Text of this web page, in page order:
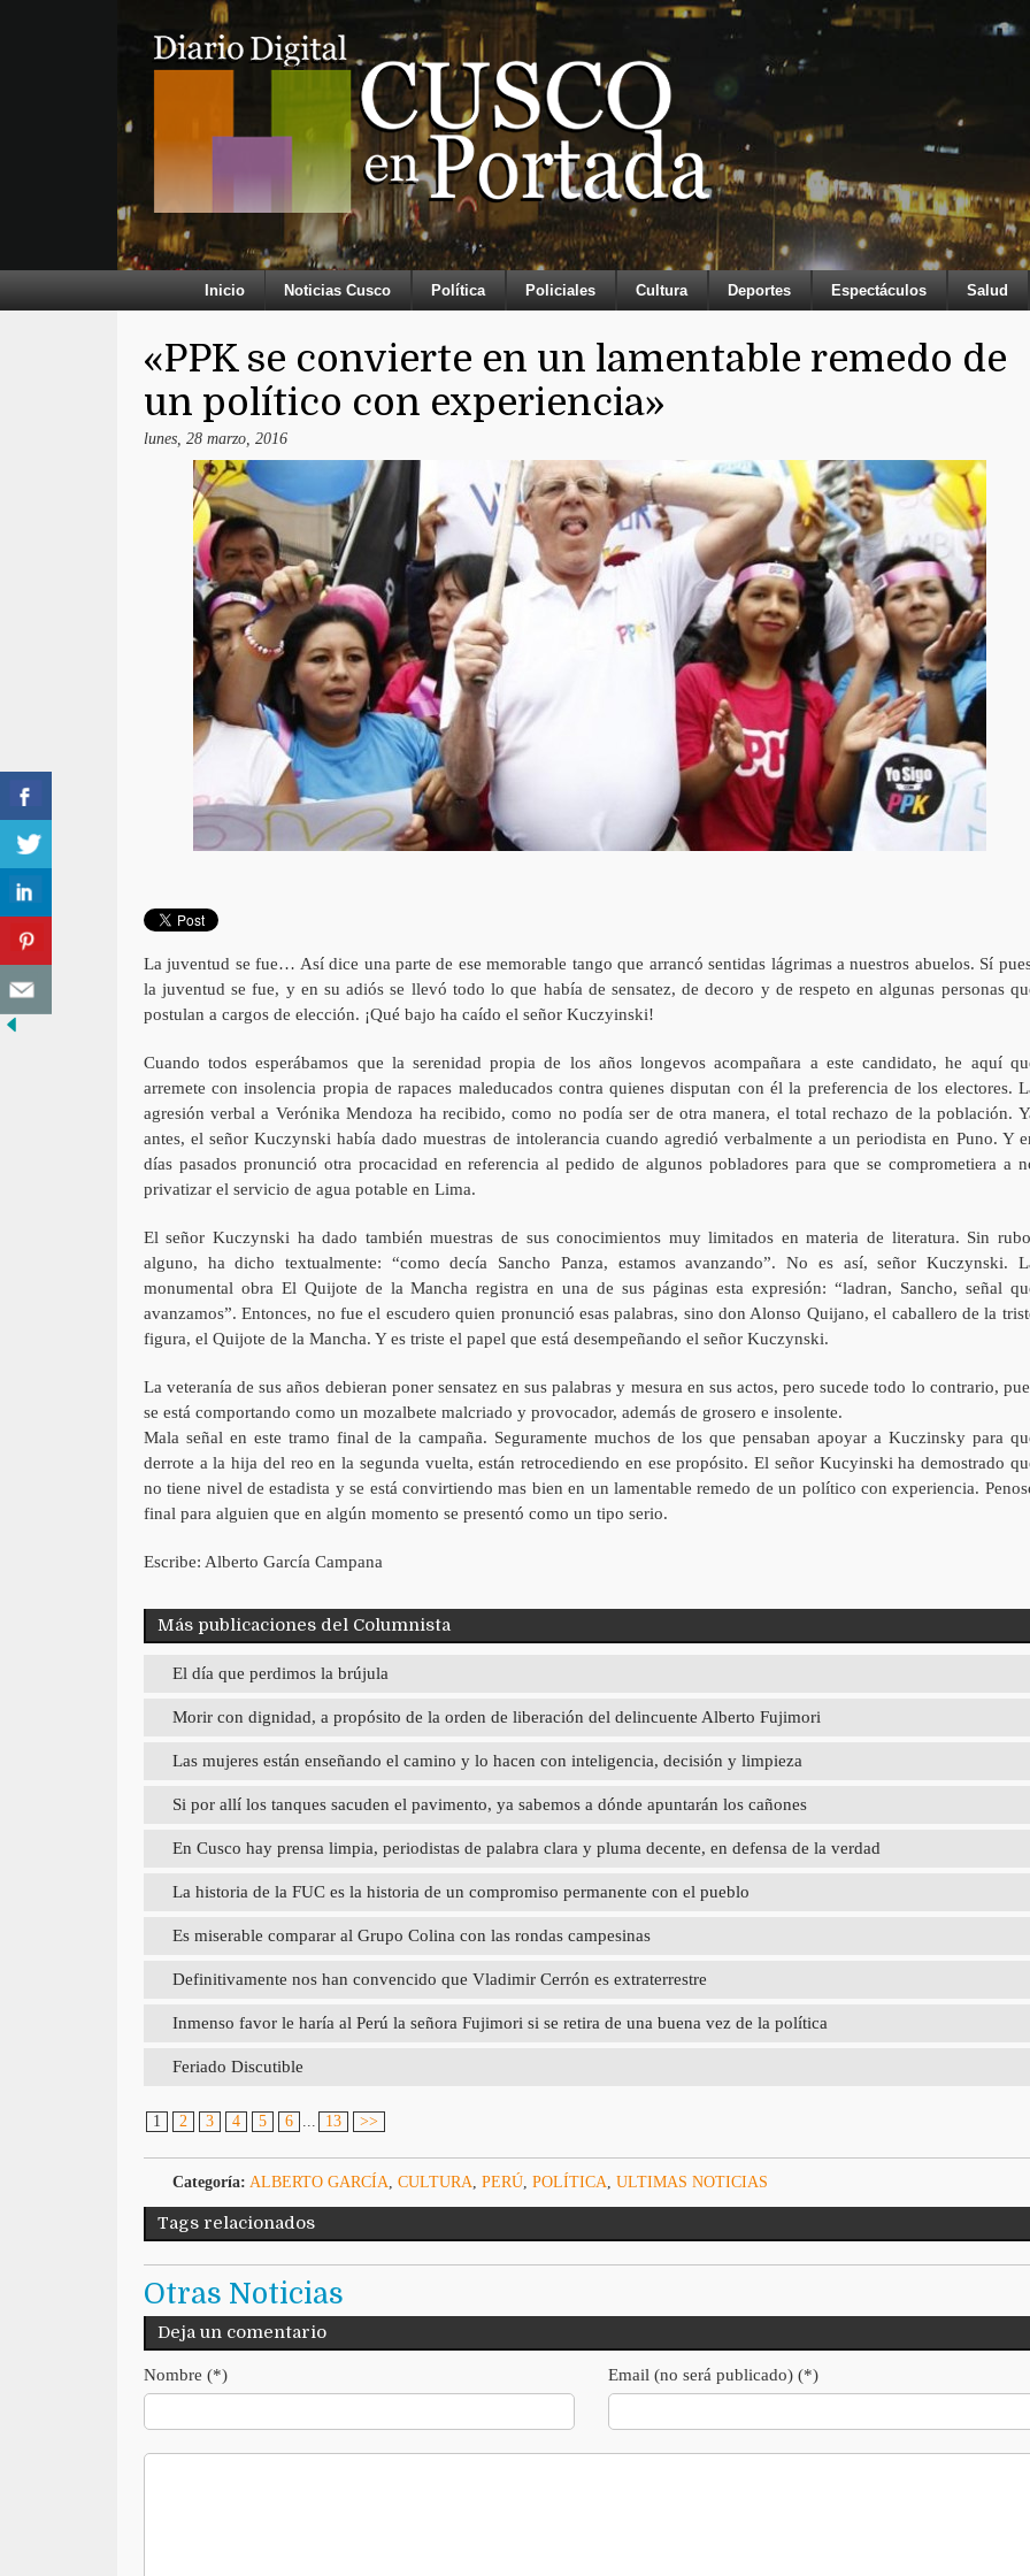
Inicio Noticias Cusco Política Policiales Cultura Deportes Espectáculos Salud
«PPK se convierte en un lamentable remedo de
un político con experiencia»
lunes, 28 marzo, 2016
La juventud se fue… Así dice una parte de ese memorable tango que arrancó sentidas lágrimas a nuestros abuelos. Sí
la juventud se fue, y en su adiós se llevó todo lo que había de sensatez, de decoro y de respeto en algunas personas
postulan a cargos de elección. ¡Qué bajo ha caído el señor Kuczyinski!
Cuando todos esperábamos que la serenidad propia de los años longevos acompañara a este candidato, he aquí
arremete con insolencia propia de rapaces maleducados contra quienes disputan con él la preferencia de los electores.
agresión verbal a Verónika Mendoza ha recibido, como no podía ser de otra manera, el total rechazo de la población.
antes, el señor Kuczynski había dado muestras de intolerancia cuando agredió verbalmente a un periodista en Puno. Y
días pasados pronunció otra procacidad en referencia al pedido de algunos pobladores para que se comprometiera a
privatizar el servicio de agua potable en Lima.
El señor Kuczynski ha dado también muestras de sus conocimientos muy limitados en materia de literatura. Sin
alguno, ha dicho textualmente: “como decía Sancho Panza, estamos avanzando”. No es así, señor Kuczynski.
monumental obra El Quijote de la Mancha registra en una de sus páginas esta expresión: “ladran, Sancho, señal
avanzamos”. Entonces, no fue el escudero quien pronunció esas palabras, sino don Alonso Quijano, el caballero de la
figura, el Quijote de la Mancha. Y es triste el papel que está desempeñando el señor Kuczynski.
La veteranía de sus años debieran poner sensatez en sus palabras y mesura en sus actos, pero sucede todo lo contrario,
se está comportando como un mozalbete malcriado y provocador, además de grosero e insolente.
Mala señal en este tramo final de la campaña. Seguramente muchos de los que pensaban apoyar a Kuczinsky para
derrote a la hija del reo en la segunda vuelta, están retrocediendo en ese propósito. El señor Kucyinski ha demostrado
no tiene nivel de estadista y se está convirtiendo mas bien en un lamentable remedo de un político con experiencia.
final para alguien que en algún momento se presentó como un tipo serio.
Escribe: Alberto García Campana
Más publicaciones del Columnista
El día que perdimos la brújula
Morir con dignidad, a propósito de la orden de liberación del delincuente Alberto Fujimori
Las mujeres están enseñando el camino y lo hacen con inteligencia, decisión y limpieza
Si por allí los tanques sacuden el pavimento, ya sabemos a dónde apuntarán los cañones
En Cusco hay prensa limpia, periodistas de palabra clara y pluma decente, en defensa de la verdad
La historia de la FUC es la historia de un compromiso permanente con el pueblo
Es miserable comparar al Grupo Colina con las rondas campesinas
Definitivamente nos han convencido que Vladimir Cerrón es extraterrestre
Inmenso favor le haría al Perú la señora Fujimori si se retira de una buena vez de la política
Feriado Discutible
1 2 3 4 5 6 13 >>
Categoría: ALBERTO GARCÍA CULTURA PERÚ, POLÍTICA ULTIMAS NOTICIAS
Tags relacionados
Otras Noticias
Deja un comentario
Nombre (*) Email (no será publicado) (*)